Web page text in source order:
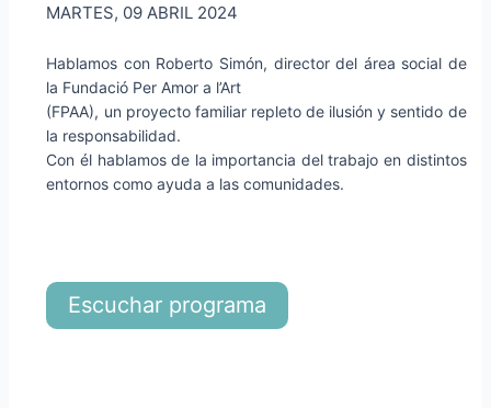
MARTES, 09 ABRIL 2024
Hablamos con Roberto Simón, director del área social de
la Fundació Per Amor a l’Art
(FPAA), un proyecto familiar repleto de ilusión y sentido de
la responsabilidad.
Con él hablamos de la importancia del trabajo en distintos
entornos como ayuda a las comunidades.
Escuchar programa